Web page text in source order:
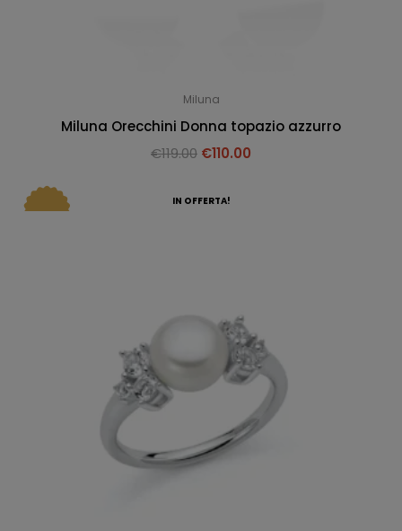
Miluna
Miluna Orecchini Donna topazio azzurro
€119.00 €110.00
IN OFFERTA!